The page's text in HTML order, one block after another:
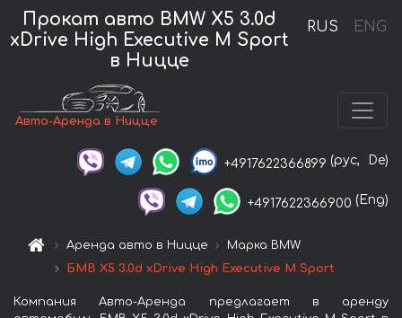
RUS ENG
Прокат авто BMW X5 3.0d
xDrive High Executive M Sport
в Ницце
Авто-Аренда в Ницце
+4917622366899 (рус, De)
+4917622366900 (Eng)
Аренда авто в Ницце
Марка BMW
БМВ X5 3.0d xDrive High Executive M Sport
Компания Авто-Аренда предлагает в аренду